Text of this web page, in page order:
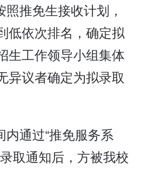
推免生接收计划，
低依次排名，确定拟
生工作领导小组集体
异议者确定为拟录取
通过“推免服务系
取通知后，方被我校